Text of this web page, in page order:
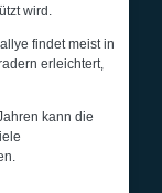
wird.
findet meist in
erleichtert,
kann die